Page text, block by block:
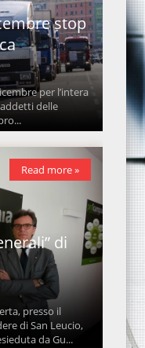
stop
per l’intera
delle
di
presso il
di San Leucio,
da Gu...
Read more »